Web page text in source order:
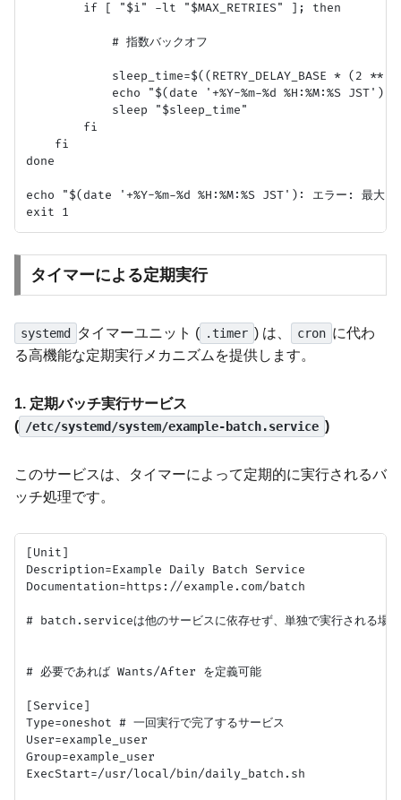
        if [ "$i" -lt "$MAX_RETRIES" ]; then
            # 指数バックオフ
sleep_time=$((RETRY_DELAY_BASE * (2 **
echo "$(date '+%Y-%m-%d %H:%M:%S JST'):
            sleep "$sleep_time"
        fi
    fi
done
echo "$(date '+%Y-%m-%d %H:%M:%S JST'): エラー: 最大リト
タイマーによる定期実行
systemd タイマーユニット ( .timer ) は、 cron に代わ
る高機能な定期実行メカニズムを提供します。
1. 定期バッチ実行サービス
( /etc/systemd/system/example-batch.service )
このサービスは、タイマーによって定期的に実行されるバ
ッチ処理です。
[Unit]
Description=Example Daily Batch Service
Documentation=https://example.com/batch
# batch.serviceは他のサービスに依存せず、単独で実行される場
# 必要であれば Wants/After を定義可能
[Service]
Type=oneshot # 一回実行で完了するサービス
User=example_user
Group=example_user
ExecStart=/usr/local/bin/daily_batch.sh